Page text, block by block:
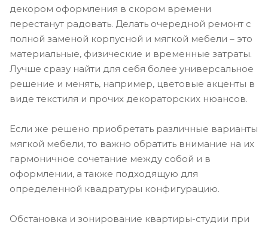
декором оформления в скором времени
перестанут радовать. Делать очередной ремонт с
полной заменой корпусной и мягкой мебели – это
материальные, физические и временные затраты.
Лучше сразу найти для себя более универсальное
решение и менять, например, цветовые акценты в
виде текстиля и прочих декораторских нюансов.
Если же решено приобретать различные варианты
мягкой мебели, то важно обратить внимание на их
гармоничное сочетание между собой и в
оформлении, а также подходящую для
определенной квадратуры конфигурацию.
Обстановка и зонирование квартиры-студии при